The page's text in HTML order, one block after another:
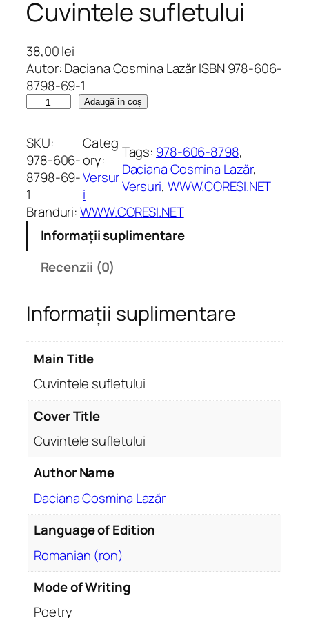
Cuvintele sufletului
38,00lei
Autor: Daciana Cosmina Lazăr ISBN 978-606-
8798-69-1
n
t
i
t
a
t
i
n
t
u
i
Adaugă în coș
SKU:
978-606-
8798-69-
1
Categ
ory:
Versur
i
Tags: 978-606-8798
Daciana Cosmina Lazăr
Versuri, WWW.CORESI.NET
Branduri:WWW.CORESI.NET
Informații suplimentare
Recenzii (0)
Informații suplimentare
Main Title
Cuvintele sufletului
Cover Title
Cuvintele sufletului
Author Name
Daciana Cosmina Lazăr
Language of Edition
Romanian (ron)
Mode of Writing
Poetry